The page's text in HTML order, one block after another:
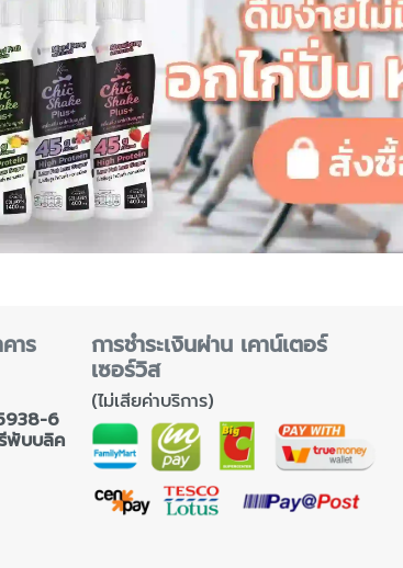
าร
6
พับบลิค
การชำระเงินผ่าน เคาน์เตอร์
เซอร์วิส
(ไม่เสียค่าบริการ)